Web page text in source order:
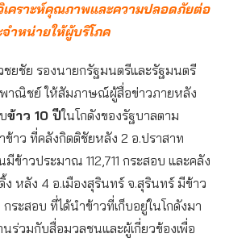
เคราะห์คุณภาพและความปลอดภัยต่อ
ำหน่ายให้ผู้บริโภค
ชยชัย รองนายกรัฐมนตรีและรัฐมนตรี
พาณิชย์ ให้สัมภาษณ์ผู้สื่อข่าวภายหลัง
ข้าว 10 ปีในโกดังของรัฐบาลตาม
ข้าว ที่คลังกิตติชัยหลัง 2 อ.ปราสาท
ข้าวประมาณ 112,711 กระสอบ และคลัง
ง หลัง 4 อ.เมืองสุรินทร์ จ.สุรินทร์ มีข้าว
ระสอบ ที่ได้นำข้าวที่เก็บอยู่ในโกดังมา
ร่วมกับสื่อมวลชนและผู้เกี่ยวข้องเพื่อ